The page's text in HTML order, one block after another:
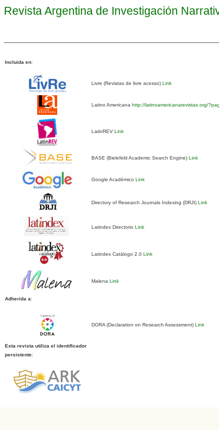
Revista Argentina de Investigación
Incluida en:
Livre (Revistas de livre acesso) Link
Latino Americana http://latinoamericanarevistas.org/
LatinREV Link
BASE (Bielefeld Academic Search Engine) Link
Google Académico Link
Directory of Research Journals Indexing (DRJI) Link
Latindex Directorio Link
Latindex Catálogo 2.0 Link
Malena Link
Adherida a:
DORA (Declaration on Research Assessment) Link
Esta revista utiliza el identificador
persistente: